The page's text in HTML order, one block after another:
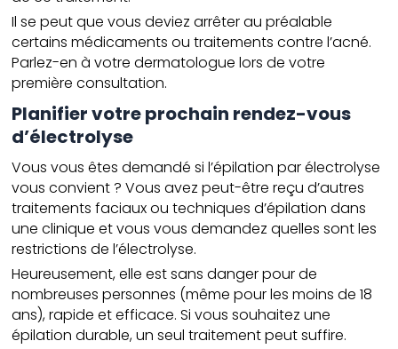
Il se peut que vous deviez arrêter au préalable
certains médicaments ou traitements contre l’acné.
Parlez-en à votre dermatologue lors de votre
première consultation.
Planifier votre prochain rendez-vous
d’électrolyse
Vous vous êtes demandé si l’épilation par électrolyse
vous convient ? Vous avez peut-être reçu d’autres
traitements faciaux ou techniques d’épilation dans
une clinique et vous vous demandez quelles sont les
restrictions de l’électrolyse.
Heureusement, elle est sans danger pour de
nombreuses personnes (même pour les moins de 18
ans), rapide et efficace. Si vous souhaitez une
épilation durable, un seul traitement peut suffire.